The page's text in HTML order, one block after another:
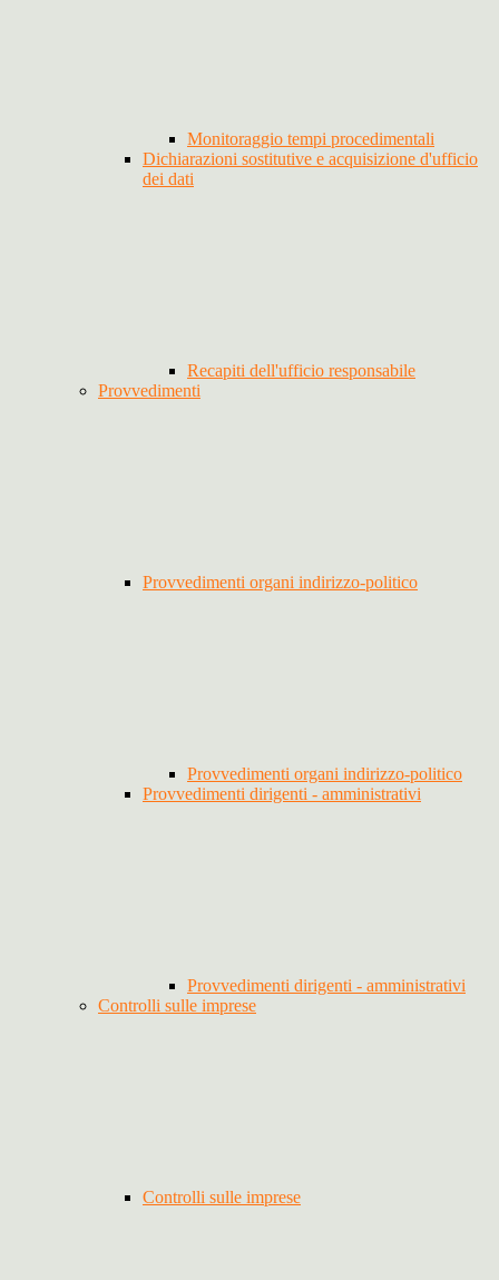
Monitoraggio tempi procedimentali
Dichiarazioni sostitutive e acquisizione d'ufficio
dei dati
Recapiti dell'ufficio responsabile
Provvedimenti
Provvedimenti organi indirizzo-politico
Provvedimenti organi indirizzo-politico
Provvedimenti dirigenti - amministrativi
Provvedimenti dirigenti - amministrativi
Controlli sulle imprese
Controlli sulle imprese